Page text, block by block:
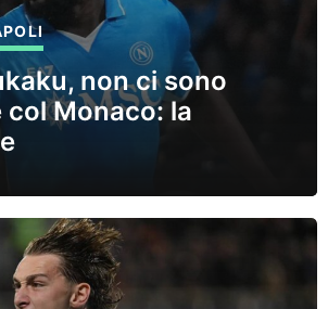
non ci sono
Monaco: la